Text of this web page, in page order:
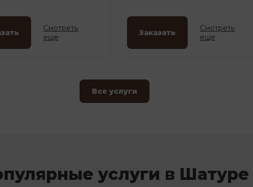
Смотреть
еще
Заказать
Смотреть
еще
Все услуги
услуги в Шатуре